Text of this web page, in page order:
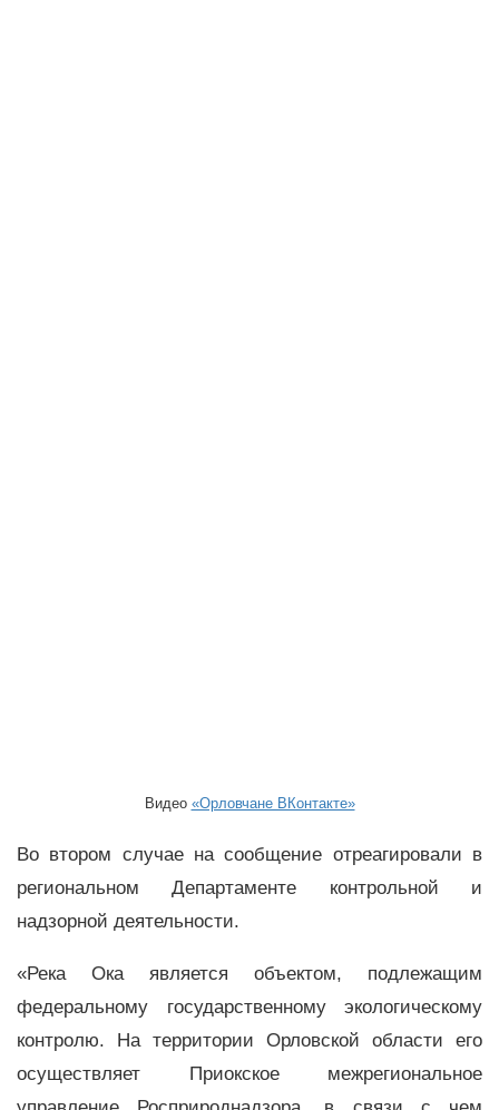
Видео «Орловчане ВКонтакте»
Во втором случае на сообщение отреагировали в
региональном Департаменте контрольной и
надзорной деятельности.
«Река Ока является объектом, подлежащим
федеральному государственному экологическому
контролю. На территории Орловской области его
осуществляет Приокское межрегиональное